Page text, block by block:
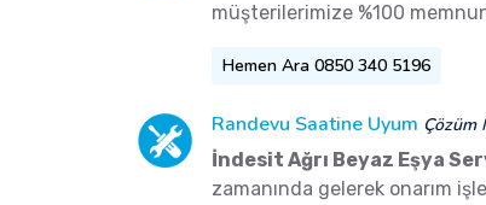
müşterilerimize %100
Hemen Ara 0850 340 5196
Randevu Saatine Uyum Çözüm
İndesit Ağrı Beyaz Eşya
zamanında gelerek onarım